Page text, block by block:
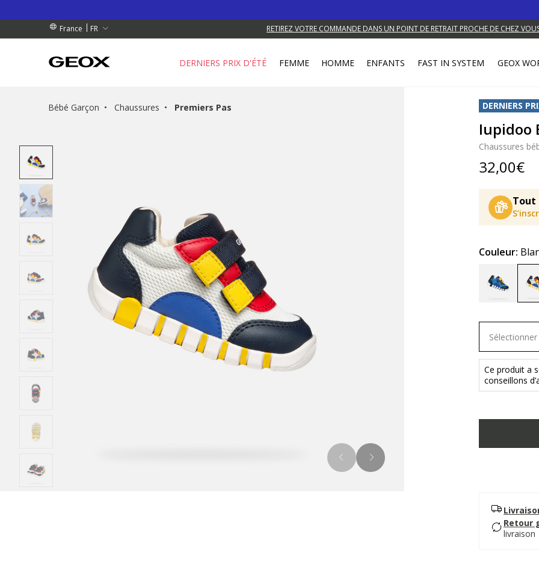
France FR RETIREZ VOTRE COMMANDE DANS UN POINT DE RETRAIT PROCHE DE CHEZ
PROCHE DE CHEZ VOUS.
DERNIERS PRIX D'ÉTÉ FEMME HOMME ENFANTS FAST IN SYSTEM GEOX
Bébé Garçon Chaussures Premiers Pas DERNIERS
Iupidoo
Chaussures
32,00€
Tout
Couleur:
Ce produit a
conseillons
Retour
livraison